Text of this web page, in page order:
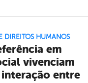
DIREITOS HUMANOS
em
vivenciam
entre